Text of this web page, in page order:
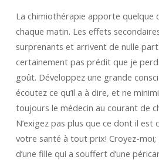
La chimiothérapie apporte quelque
chaque matin. Les effets
surprenants et arrivent de nulle part.
certainement pas prédit que je
goût. Développez une grande
écoutez ce qu’il a à dire, et ne
toujours le médecin au courant de
N’exigez pas plus que ce dont il
votre santé à tout prix! Croyez-moi;
d’une fille qui a souffert d’une